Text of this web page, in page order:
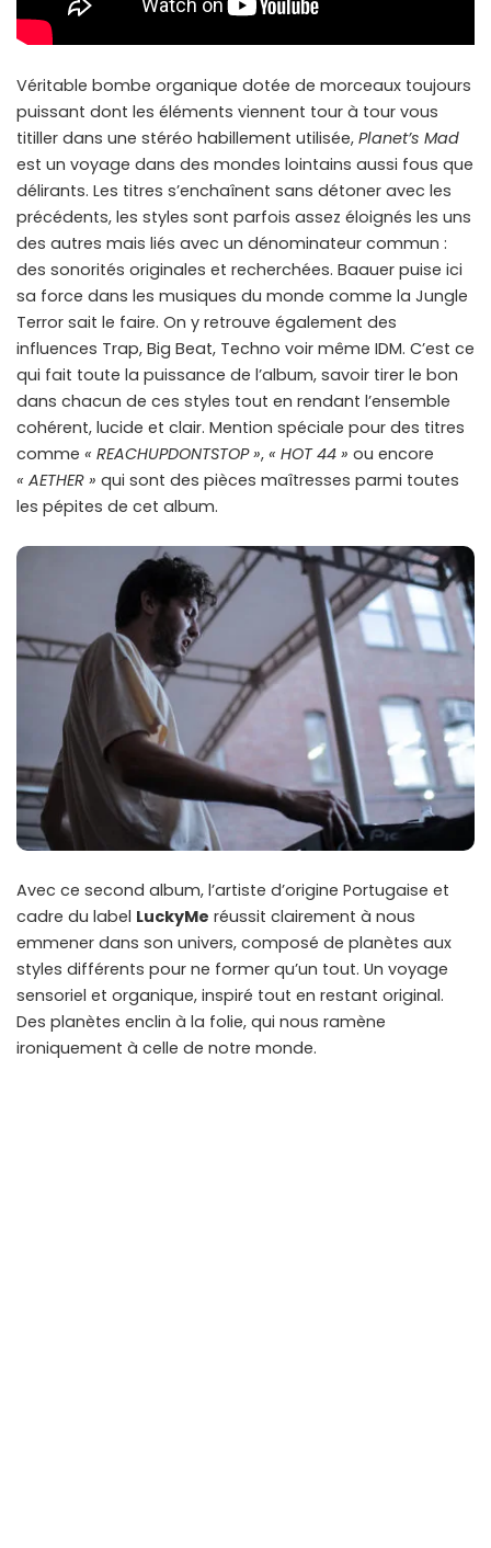
Véritable bombe organique dotée de morceaux toujours
puissant dont les éléments viennent tour à tour vous
titiller dans une stéréo habillement utilisée, Planet’s Mad
est un voyage dans des mondes lointains aussi fous que
délirants. Les titres s’enchaînent sans détoner avec les
précédents, les styles sont parfois assez éloignés les uns
des autres mais liés avec un dénominateur commun :
des sonorités originales et recherchées. Baauer puise ici
sa force dans les musiques du monde comme la Jungle
Terror sait le faire. On y retrouve également des
influences Trap, Big Beat, Techno voir même IDM. C’est ce
qui fait toute la puissance de l’album, savoir tirer le bon
dans chacun de ces styles tout en rendant l’ensemble
cohérent, lucide et clair. Mention spéciale pour des titres
comme « REACHUPDONTSTOP », « HOT 44 » ou encore
« AETHER » qui sont des pièces maîtresses parmi toutes
les pépites de cet album.
Avec ce second album, l’artiste d’origine Portugaise et
cadre du label LuckyMe réussit clairement à nous
emmener dans son univers, composé de planètes aux
styles différents pour ne former qu’un tout. Un voyage
sensoriel et organique, inspiré tout en restant original.
Des planètes enclin à la folie, qui nous ramène
ironiquement à celle de notre monde.